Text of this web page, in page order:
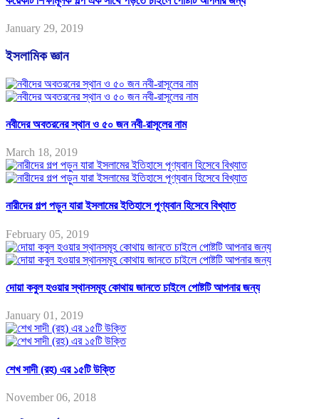
January 29, 2019
ইসলামিক জ্ঞান
নবীদের অবতরনের স্থান ও ৫০ জন নবী-রাসূলের নাম
March 18, 2019
নারীদের গল্প পড়ুন যারা ইসলামের ইতিহাসে পূণ্যবান হিসেবে বিখ্যাত
February 05, 2019
দোয়া কবুল হওয়ার স্থানসমূহ কোথায় জানতে চাইলে পোষ্টটি আপনার জন্য
January 01, 2019
শেখ সাদী (রহ) এর ১৫টি উক্তি
November 06, 2018